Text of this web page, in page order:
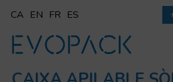
contingut
CA EN FR ES